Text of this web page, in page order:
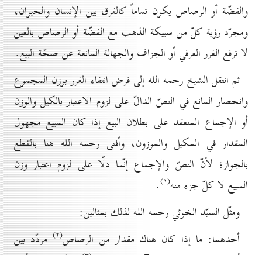
والفضّة أو الرصاص يكون تماماً كالفرق بين الإنسان والحيوان،
ومجرّد رؤية كلّ من سبيكة الذهب مع الفضّة أو الرصاص بالعين
لا ترفع الغرر العرفي أو الجزاف والجهالة المانعة عن صحّة البيع.
ثم انتقل الشيخ رحمه الله إلى فرض انتفاء الغرر بوزن المجموع
وانحصار المانع في النصّ الدالّ على لزوم الاعتبار بالكيل والوزن
أو الإجماع المنعقد على بطلان البيع إذا كان المبيع مجهول
المقدار في المكيل والموزون، وأفتى رحمه الله هنا بالقطع
بالجواز؛ لأنّ النصّ والإجماع إنّما دلّا على لزوم اعتبار وزن
المبيع لا كلّ جزء منه(۱) .
ومثّل السيّد الخوئي رحمه الله لذلك بمثالين:
أحدهما: ما إذا كان هناك مقدار من الرصاص(۲) مردّد بين